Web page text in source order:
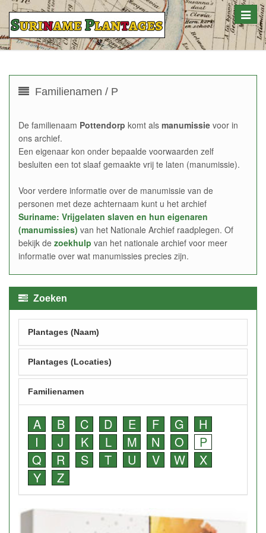
Toggle
Familienamen / P
De familienaam Pottendorp komt als manumissie voor in
ons archief.
Een eigenaar kon onder bepaalde voorwaarden zelf
besluiten een tot slaaf gemaakte vrij te laten (manumissie).
Voor verdere informatie over de manumissie van de
personen met deze achternaam kunt u het archief
Suriname: Vrijgelaten slaven en hun eigenaren
(manumissies) van het Nationale Archief raadplegen. Of
bekijk de zoekhulp van het nationale archief voor meer
informatie over wat manumissies precies zijn.
Zoeken
Plantages (Naam)
Plantages (Locaties)
Familienamen
A B C D E F G
H
I
J K L M N O
P
Q
R S T U V W
X
Y
Z